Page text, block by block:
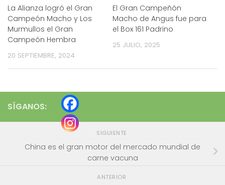
La Alianza logró el Gran
Campeón Macho y Los
Murmullos el Gran
Campeón Hembra
20 SEPTIEMBRE, 2024
El Gran Campeñón
Macho de Angus fue para
el Box 161 Padrino
25 JULIO, 2025
SÍGANOS:
SIGUIENTE
China es el gran motor del mercado mundial de
carne vacuna
ANTERIOR